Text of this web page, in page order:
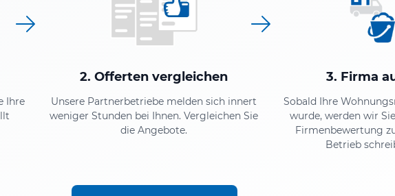
Ihre
2. Offerten vergleichen
Unsere Partnerbetriebe melden sich innert
weniger Stunden bei Ihnen. Vergleichen Sie
die Angebote.
3. Firma
Sobald Ihre
wurde, werden wir
Firmenbewertung
Betrieb